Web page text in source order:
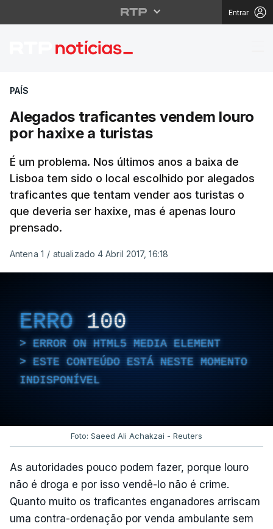
Entrar
Alegados traficantes
PAÍS
Alegados traficantes vendem louro
por haxixe a turistas
É um problema. Nos últimos anos a baixa de
Lisboa tem sido o local escolhido por alegados
traficantes que tentam vender aos turistas o
que deveria ser haxixe, mas é apenas louro
prensado.
Antena 1 / atualizado 4 Abril 2017, 16:18
ERRO 100
ERROR ON HTML5 MEDIA ELEMENT
ESTE CONTEÚDO ESTÁ NESTE MOMENTO
INDISPONÍVEL
Foto: Saeed Ali Achakzai - Reuters
As autoridades pouco podem fazer, porque louro
não é droga e por isso vendê-lo não é crime.
Quanto muito os traficantes enganadores arriscam
uma contra-ordenação por venda ambulante sem